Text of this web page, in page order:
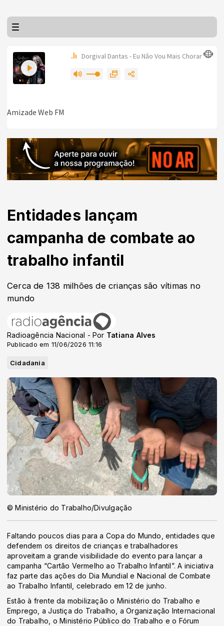
Entidades lançam
campanha de combate ao
trabalho infantil
Cerca de 138 milhões de crianças são vítimas no
mundo
Radioagência Nacional - Por Tatiana Alves
Publicado em 11/06/2026 11:16
Cidadania
© Ministério do Trabalho/Divulgação
Faltando poucos dias para a Copa do Mundo, entidades que
defendem os direitos de crianças e trabalhadores
aproveitam a grande visibilidade do evento para lançar a
campanha “Cartão Vermelho ao Trabalho Infantil”. A iniciativa
faz parte das ações do Dia Mundial e Nacional de Combate
ao Trabalho Infantil, celebrado em 12 de junho.
Estão à frente da mobilização o Ministério do Trabalho e
Emprego, a Justiça do Trabalho, a Organização Internacional
do Trabalho, o Ministério Público do Trabalho e o Fórum